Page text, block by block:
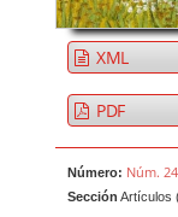
XML
PDF
Número: Núm.
Sección Artículos